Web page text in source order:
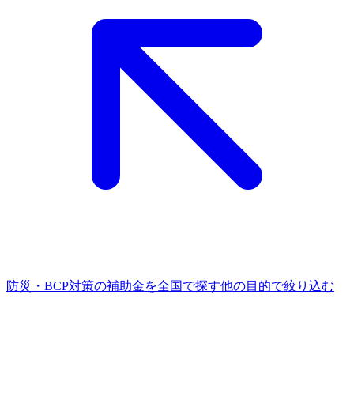
防災・BCP対策の補助金を全国で探す他の目的で絞り込む